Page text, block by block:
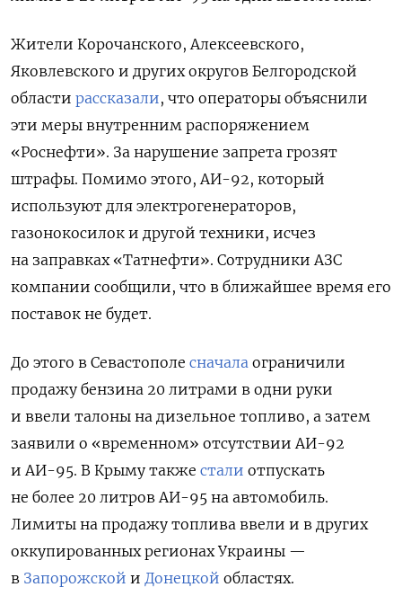
Жители Корочанского, Алексеевского,
Яковлевского и других округов Белгородской
области рассказали, что операторы объяснили
эти меры внутренним распоряжением
«Роснефти». За нарушение запрета грозят
штрафы. Помимо этого, АИ-92, который
используют для электрогенераторов,
газонокосилок и другой техники, исчез
на заправках «Татнефти». Сотрудники АЗС
компании сообщили, что в ближайшее время его
поставок не будет.
До этого в Севастополе сначала ограничили
продажу бензина 20 литрами в одни руки
и ввели талоны на дизельное топливо, а затем
заявили о «временном» отсутствии АИ-92
и АИ-95. В Крыму также стали отпускать
не более 20 литров АИ-95 на автомобиль.
Лимиты на продажу топлива ввели и в других
оккупированных регионах Украины —
в Запорожской и Донецкой областях.